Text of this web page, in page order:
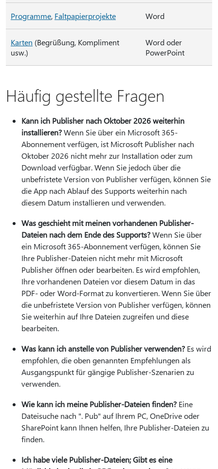
Programme, Faltpapierprojekte Word
Karten (Begrüßung, Kompliment
usw.)
Word oder
PowerPoint
Häufig gestellte Fragen
Kann ich Publisher nach Oktober 2026 weiterhin
installieren?Wenn Sie über ein Microsoft 365-
Abonnement verfügen, ist Microsoft Publisher nach
Oktober 2026 nicht mehr zur Installation oder zum
Download verfügbar. Wenn Sie jedoch über die
unbefristete Version von Publisher verfügen, können Sie
die App nach Ablauf des Supports weiterhin nach
diesem Datum installieren und verwenden.
Was geschieht mit meinen vorhandenen Publisher-
Dateien nach dem Ende des Supports?Wenn Sie über
ein Microsoft 365-Abonnement verfügen, können Sie
Ihre Publisher-Dateien nicht mehr mit Microsoft
Publisher öffnen oder bearbeiten. Es wird empfohlen,
Ihre vorhandenen Dateien vor diesem Datum in das
PDF- oder Word-Format zu konvertieren. Wenn Sie über
die unbefristete Version von Publisher verfügen, können
Sie weiterhin auf Ihre Dateien zugreifen und diese
bearbeiten.
Was kann ich anstelle von Publisher verwenden? Es wird
empfohlen, die oben genannten Empfehlungen als
Ausgangspunkt für gängige Publisher-Szenarien zu
verwenden.
Wie kann ich meine Publisher-Dateien finden? Eine
Dateisuche nach ". Pub" auf Ihrem PC, OneDrive oder
SharePoint kann Ihnen helfen, Ihre Publisher-Dateien zu
finden.
Ich habe viele Publisher-Dateien; Gibt es eine